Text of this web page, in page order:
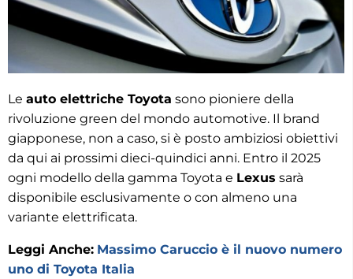
Le auto elettriche Toyota sono pioniere della
rivoluzione green del mondo automotive. Il brand
giapponese, non a caso, si è posto ambiziosi obiettivi
da qui ai prossimi dieci-quindici anni. Entro il 2025
ogni modello della gamma Toyota e Lexus sarà
disponibile esclusivamente o con almeno una
variante elettrificata.
Leggi Anche: Massimo Caruccio è il nuovo numero
uno di Toyota Italia